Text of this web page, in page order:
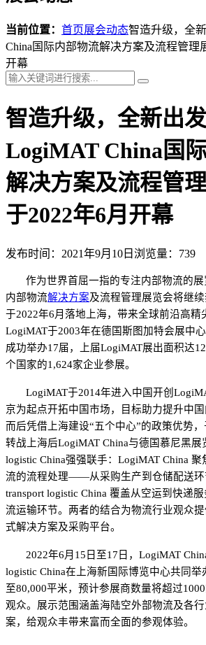
当前位置： 首页展会动态智造升级，全
China国际内部物流解决方案及流程管理
开幕
智造升级，全新出
LogiMAT China国
解决方案及流程管
于2022年6月开幕
发布时间：2021年9月10日 浏览量：739
作为世界首屈一指的专注内部物流的展
内部物流解决方案及流程管理展览会将继续
于2022年6月落地上海， 带来全球前沿高精
LogiMAT于2003年在德国斯图加特会展中
成功举办17届 ， 上届LogiMAT展出面积达
个国家的1,624家企业参展。
LogiMAT于2014年进入中国开创
京为起点开拓中国市场，目标助力提升中
而后凭借上海建设“五个中心”的政策优势，
转战上海后LogiMAT China与德国慕尼黑展
logistic China强强联手： LogiMAT China
流的流程处理——从采购生产到仓储配送环
transport logistic China 覆盖从空运到快递
流运输环节。两者的结合为物流行业观众
式解决方案及采购平台。
2022年6月15 日至1 7 日，LogiMAT
logistic China在上海新国际博览中心共同举
至80,000平米，预计参展商数量将超过10
观众。 展示范围涵盖海陆空外部物流及各
案， 给观众丰带来富而全面的参观体验。